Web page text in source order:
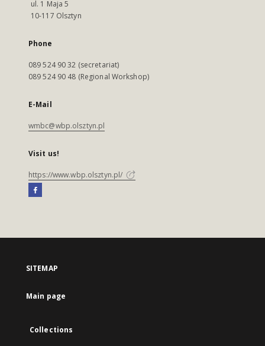
ul. 1 Maja 5
10-117 Olsztyn
Phone
089 524 90 32 (secretariat)
089 524 90 48 (Regional Workshop)
E-Mail
wmbc@wbp.olsztyn.pl
Visit us!
https://www.wbp.olsztyn.pl/
SITEMAP
Main page
Collections